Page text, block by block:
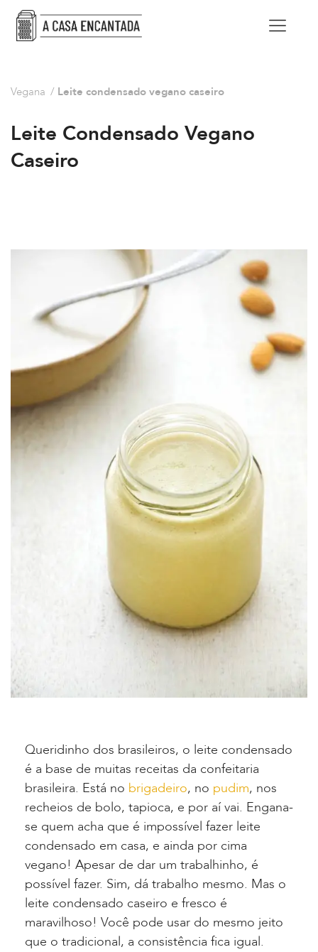
Vegana / Leite condensado vegano caseiro
Leite Condensado Vegano
Caseiro
Queridinho dos brasileiros, o leite condensado
é a base de muitas receitas da confeitaria
brasileira. Está no brigadeiro, no pudim, nos
recheios de bolo, tapioca, e por aí vai. Engana-
se quem acha que é impossível fazer leite
condensado em casa, e ainda por cima
vegano! Apesar de dar um trabalhinho, é
possível fazer. Sim, dá trabalho mesmo. Mas o
leite condensado caseiro e fresco é
maravilhoso! Você pode usar do mesmo jeito
que o tradicional, a consistência fica igual.